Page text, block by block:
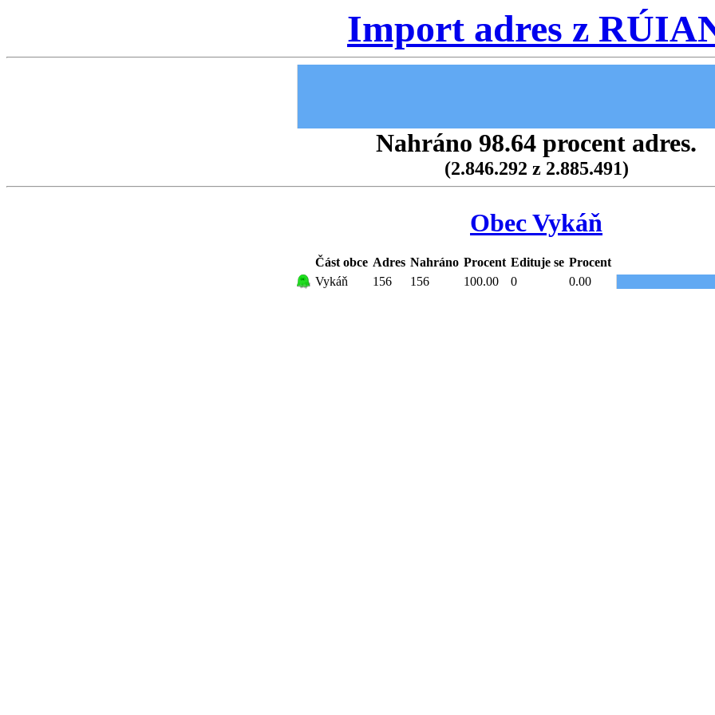
Import adres z
Nahráno 98.64 procent adres.
(2.846.292 z 2.885.491)
Obec Vykáň
Část obce Adres Nahráno Procent Edituje se Procent
Vykáň
156 156 100.00 0 0.00